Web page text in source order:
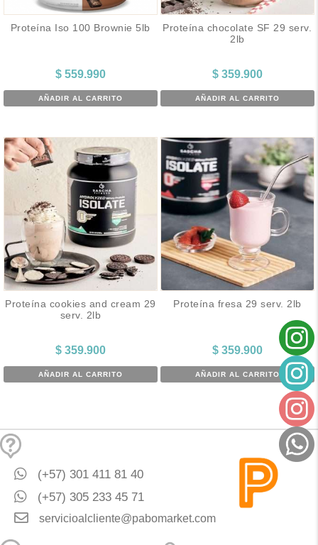
Proteína Iso 100 Brownie 5lb
$559.990
AÑADIR AL CARRITO
Proteína chocolate SF 29 serv.
2lb
$359.900
AÑADIR AL CARRITO
Proteína cookies and cream 29
serv. 2lb
$359.900
AÑADIR AL CARRITO
Proteína fresa 29 serv. 2lb
$359.900
AÑADIR AL CARRITO
(+57) 301 411 81 40
(+57) 305 233 45 71
servicioalcliente@pabomarket.com